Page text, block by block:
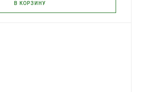
В КОРЗИНУ